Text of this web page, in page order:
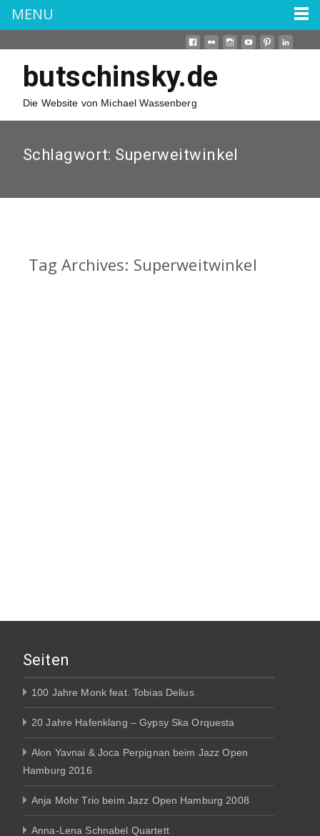
butschinsky.de
Die Website von Michael Wassenberg
Schlagwort: Superweitwinkel
Tag Archives: Superweitwinkel
Seiten
100 Jahre Monk feat. Tobias Delius
20 Jahre Hafenklang – Gypsy Ska Orquesta
Alon Yavnai & Joca Perpignan beim Jazz Open
Hamburg 2016
Anja Mohr Trio beim Jazz Open Hamburg 2008
Anna-Lena Schnabel Quartett
MENU